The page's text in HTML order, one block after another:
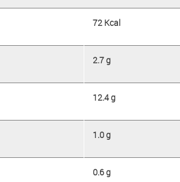
72 Kcal
2.7 g
12.4 g
1.0 g
0.6 g